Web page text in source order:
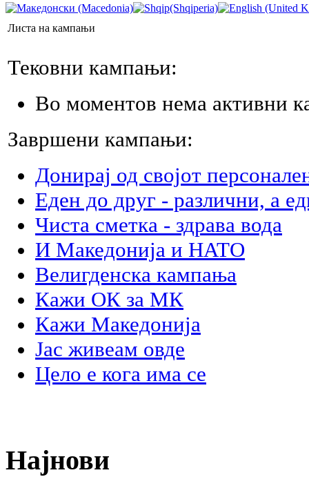
Листа на кампањи
Тековни кампањи:
Во моментов нема активни
Завршени кампањи:
Донирај од својот
Еден до друг - различни, а
Чиста сметка - здрава вода
И Македонија и НАТО
Велигденска кампања
Кажи ОК за МК
Кажи Македонија
Јас живеам овде
Цело е кога има се
Најнови